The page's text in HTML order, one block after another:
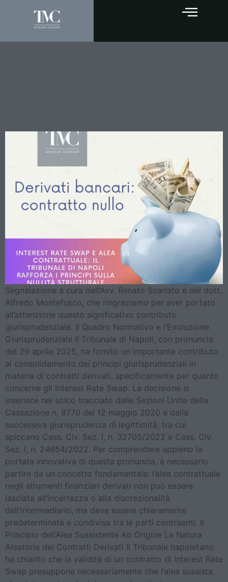
Segnalazione a cura dell’Avv. Renato Scarlato e del dott.
Alfredo Montefusco, che ringraziamo per aver portato
all’attenzione questo significativo contributo
giurisprudenziale. Il Quadro Normativo e l’Evoluzione
Giurisprudenziale Il Tribunale di Napoli, con pronuncia
del 29 aprile 2025, ha fornito un importante contributo
al consolidamento dei principi giurisprudenziali in
materia di contratti derivati, specificamente per quanto
concerne gli Interest Rate Swap. La decisione si
inserisce nel solco tracciato dalle Sezioni Unite della
Cassazione n. 8770 del 12 maggio 2020 e dalla
successiva giurisprudenza di legittimità, tra cui
spiccano Cass. Civ. Sez. I, n. 32705/2022 e Cass. Civ.
Sez. I, n. 24654/2022. Per comprendere appieno la
portata innovativa di questa pronuncia, è necessario
partire da un concetto fondamentale: l’alea contrattuale
negli strumenti finanziari derivati non può essere
lasciata all’incertezza o alla discrezionalità
dell’intermediario, ma deve essere chiaramente
predeterminata e condivisa tra le parti contraenti. Il
Principio dell’Alea Sussistente Ab Origine La Natura
Aleatoria dei Contratti Derivati Il Tribunale napoletano
ha chiarito che la validità di un contratto di Interest Rate
Swap presuppone necessariamente che l’alea sussista